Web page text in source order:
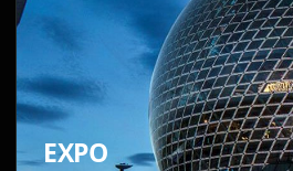
EXPO